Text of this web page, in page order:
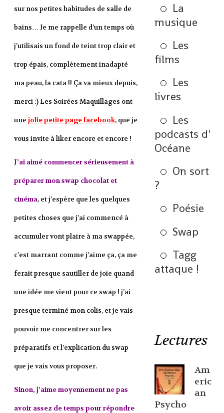
sur nos petites habitudes de salle de
bains… Je me rappelle d’un temps où
j’utilisais un fond de teint trop clair et
trop épais, complètement inadapté
ma peau, la cata !! Ça va mieux depuis,
merci :) Les Soirées Maquillages ont
une jolie petite page facebook, que je
vous invite à liker encore et encore !
J’ai aimé commencer sérieusement à
préparer mon swap chocolat et
cinéma, et j’espère que les quelques
petites choses que j’ai commencé à
accumuler vont plaire à ma swappée,
c’est marrant comme j’aime ça, ça me
ferait presque sautiller de joie quand
une idée me vient pour ce swap ! j’ai
presque terminé mon colis, et je vais
pouvoir me concentrer sur les
préparatifs et l’explication du swap
que je vais vous proposer.
Sinon, j’aime moyennement ne pas
avoir assez de temps pour répondre
La
musique
Les
films
Les
livres
Les
podcasts d'
Océane
On sort
?
Poésie
Swap
Tagg
attaque !
Lectures
Am
eric
an
Psycho